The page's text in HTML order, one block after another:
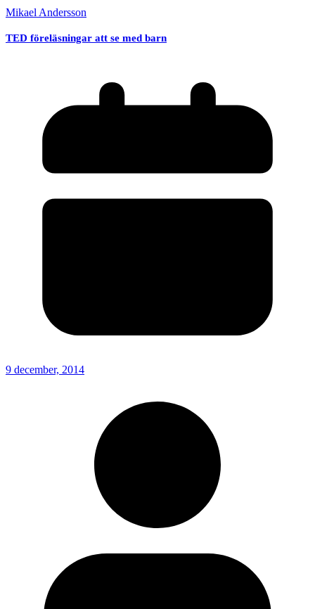
Mikael Andersson
TED föreläsningar att se med barn
9 december, 2014